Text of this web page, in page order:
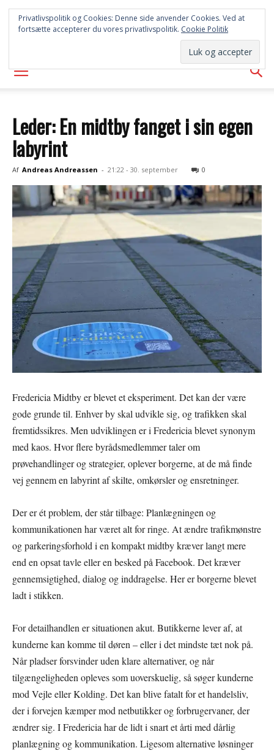
SYD
AVISEN
Leder: En midtby fanget i sin egen
labyrint
Af Andreas Andreassen - 21:22 - 30. september 0
Fredericia Midtby er blevet et eksperiment. Det kan der være
gode grunde til. Enhver by skal udvikle sig, og trafikken skal
fremtidssikres. Men udviklingen er i Fredericia blevet synonym
med kaos. Hvor flere byrådsmedlemmer taler om
prøvehandlinger og strategier, oplever borgerne, at de må finde
vej gennem en labyrint af skilte, omkørsler og ensretninger.
Der er ét problem, der står tilbage: Planlægningen og
kommunikationen har været alt for ringe. At ændre trafikmønstre
og parkeringsforhold i en kompakt midtby kræver langt mere
end en opsat tavle eller en besked på Facebook. Det kræver
gennemsigtighed, dialog og inddragelse. Her er borgerne blevet
ladt i stikken.
For detailhandlen er situationen akut. Butikkerne lever af, at
kunderne kan komme til døren – eller i det mindste tæt nok på.
Når pladser forsvinder uden klare alternativer, og når
tilgængeligheden opleves som uoverskuelig, så søger kunderne
mod Vejle eller Kolding. Det kan blive fatalt for et handelsliv,
der i forvejen kæmper mod netbutikker og forbrugervaner, der
ændrer sig. I Fredericia har de lidt i snart et årti med dårlig
planlægning og kommunikation. Ligesom alternative løsninger
Privatlivspolitik og Cookies: Denne side anvender Cookies. Ved at
fortsætte accepterer du vores privatlivspolitik. Cookie Politik